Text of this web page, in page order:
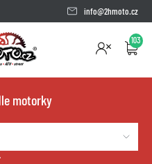
info@2hmoto.cz
103
motorky